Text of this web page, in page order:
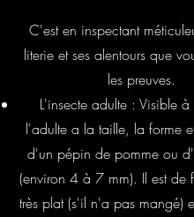
C'est en inspectant
literie et ses alentours que
les preuves.
L'insecte adulte : Visible
l'adulte a la taille, la forme
d'un pépin de pomme ou
(environ 4 à 7 mm). Il est de
très plat (s'il n'a pas mangé)